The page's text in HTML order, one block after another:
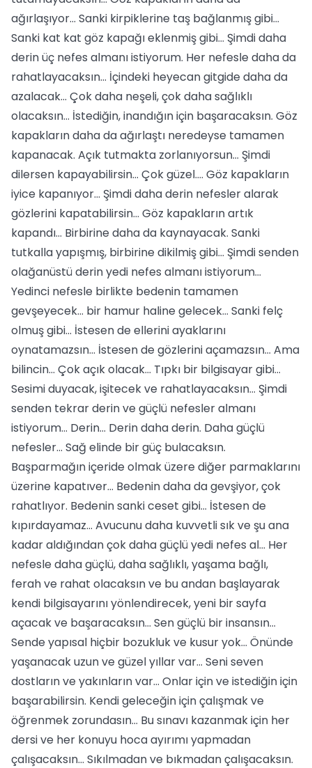
ağırlaşıyor... Sanki kirpiklerine taş bağlanmış gibi...
Sanki kat kat göz kapağı eklenmiş gibi... Şimdi daha
derin üç nefes almanı istiyorum. Her nefesle daha da
rahatlayacaksın... İçindeki heyecan gitgide daha da
azalacak... Çok daha neşeli, çok daha sağlıklı
olacaksın... İstediğin, inandığın için başaracaksın. Göz
kapakların daha da ağırlaştı neredeyse tamamen
kapanacak. Açık tutmakta zorlanıyorsun... Şimdi
dilersen kapayabilirsin... Çok güzel.... Göz kapakların
iyice kapanıyor... Şimdi daha derin nefesler alarak
gözlerini kapatabilirsin... Göz kapakların artık
kapandı... Birbirine daha da kaynayacak. Sanki
tutkalla yapışmış, birbirine dikilmiş gibi... Şimdi senden
olağanüstü derin yedi nefes almanı istiyorum...
Yedinci nefesle birlikte bedenin tamamen
gevşeyecek... bir hamur haline gelecek... Sanki felç
olmuş gibi... İstesen de ellerini ayaklarını
oynatamazsın... İstesen de gözlerini açamazsın... Ama
bilincin... Çok açık olacak... Tıpkı bir bilgisayar gibi...
Sesimi duyacak, işitecek ve rahatlayacaksın... Şimdi
senden tekrar derin ve güçlü nefesler almanı
istiyorum... Derin... Derin daha derin. Daha güçlü
nefesler... Sağ elinde bir güç bulacaksın.
Başparmağın içeride olmak üzere diğer parmaklarını
üzerine kapatıver... Bedenin daha da gevşiyor, çok
rahatlıyor. Bedenin sanki ceset gibi... İstesen de
kıpırdayamaz... Avucunu daha kuvvetli sık ve şu ana
kadar aldığından çok daha güçlü yedi nefes al... Her
nefesle daha güçlü, daha sağlıklı, yaşama bağlı,
ferah ve rahat olacaksın ve bu andan başlayarak
kendi bilgisayarını yönlendirecek, yeni bir sayfa
açacak ve başaracaksın... Sen güçlü bir insansın...
Sende yapısal hiçbir bozukluk ve kusur yok... Önünde
yaşanacak uzun ve güzel yıllar var... Seni seven
dostların ve yakınların var... Onlar için ve istediğin için
başarabilirsin. Kendi geleceğin için çalışmak ve
öğrenmek zorundasın... Bu sınavı kazanmak için her
dersi ve her konuyu hoca ayırımı yapmadan
çalışacaksın... Sıkılmadan ve bıkmadan çalışacaksın.